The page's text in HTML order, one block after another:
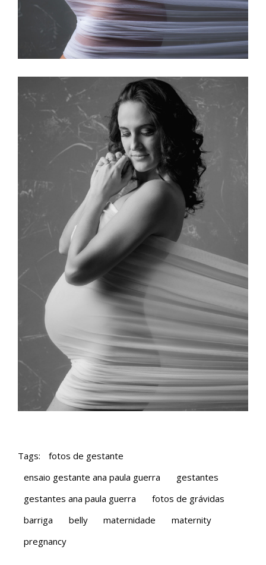
Tags:
fotos de gestante
ensaio gestante ana paula guerra
gestantes
gestantes ana paula guerra
fotos de grávidas
barriga
belly maternidade
maternity
pregnancy